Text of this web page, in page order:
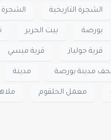
الشجرة التاريخية الشجرة
بورصة بيت الحرير
قرية جولياز قرية ميسي
مدينة بورصة مدينة
معمل الحلقوم